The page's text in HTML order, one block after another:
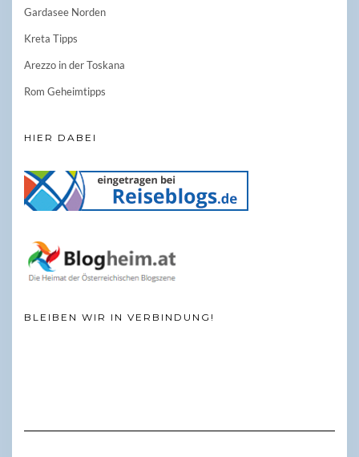
Gardasee Norden
Kreta Tipps
Arezzo in der Toskana
Rom Geheimtipps
HIER DABEI
BLEIBEN WIR IN VERBINDUNG!